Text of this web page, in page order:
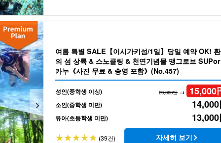
여름 특별 SALE【이시가키섬/1일】당일 예약 OK!
의 섬 상륙 & 스노클링 & 천연기념물 맹그로브 SUPor
카누《사진 무료 & 송영 포함》(No.457)
성인(중학생 이상) 29,000엔→ 15,000
소인(중학생 미만) 14,000
유아(초등학생 미만) 13,000
(39건) 자세히 보기